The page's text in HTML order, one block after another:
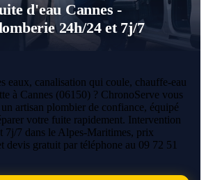
d'eau Cannes -
24h/24 et 7j/7
eaux, canalisation qui coule, chauffe-eau
à Cannes (06150) ? ChronoServe vous
artisan plombier de confiance, équipé
votre fuite rapidement. Intervention
7j/7 dans le Alpes-Maritimes, prix
devis gratuit par téléphone au 09 72 51